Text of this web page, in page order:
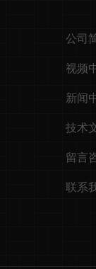
公司
视频
新闻
技术
留言
联系